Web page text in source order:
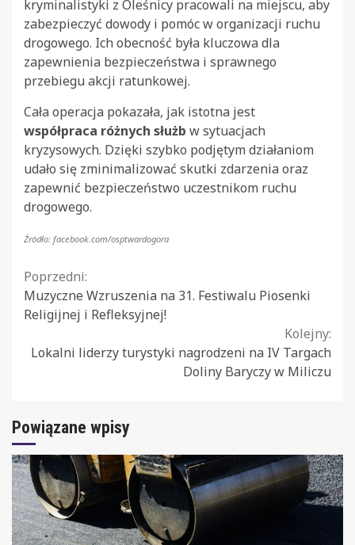
kryminalistyki z Oleśnicy pracowali na miejscu, aby
zabezpieczyć dowody i pomóc w organizacji ruchu
drogowego. Ich obecność była kluczowa dla
zapewnienia bezpieczeństwa i sprawnego
przebiegu akcji ratunkowej.
Cała operacja pokazała, jak istotna jest
współpraca różnych służb w sytuacjach
kryzysowych. Dzięki szybko podjętym działaniom
udało się zminimalizować skutki zdarzenia oraz
zapewnić bezpieczeństwo uczestnikom ruchu
drogowego.
Źródło: facebook.com/osptwardogora
Continue
Reading
Poprzedni:
Muzyczne Wzruszenia na 31. Festiwalu Piosenki
Religijnej i Refleksyjnej!
Kolejny:
Lokalni liderzy turystyki nagrodzeni na IV Targach
Doliny Baryczy w Miliczu
Powiązane wpisy